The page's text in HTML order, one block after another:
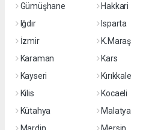
Gümüşhane
Hakkari
Iğdır
Isparta
İzmir
K.Maraş
Karaman
Kars
Kayseri
Kırıkkale
Kilis
Kocaeli
Kütahya
Malatya
Mardin
Mersin